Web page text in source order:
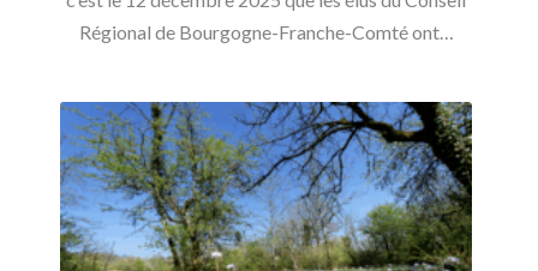
Régional de Bourgogne-Franche-Comté ont…